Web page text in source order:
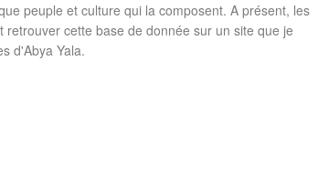
peuple et culture qui la composent. A présent, les
cette base de donnée sur un site que je
d'Abya Yala.